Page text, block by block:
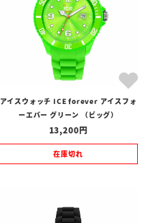
アイスウォッチ ICE forever アイスフォ
ーエバー グリーン （ビッグ）
13,200
在庫切れ